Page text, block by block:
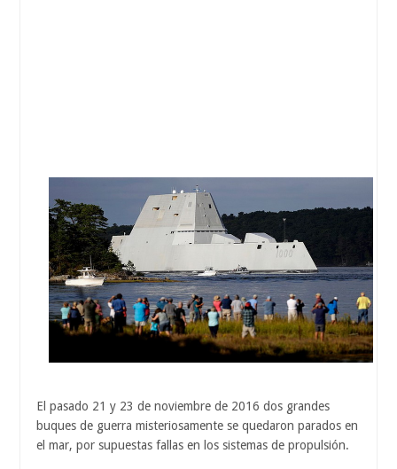
El pasado 21 y 23 de noviembre de 2016 dos grandes
buques de guerra misteriosamente se quedaron parados en
el mar, por supuestas fallas en los sistemas de propulsión.